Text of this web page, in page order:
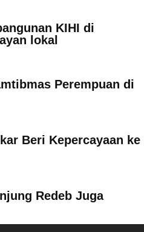
KIHI di
lokal
Perempuan di
Beri Kepercayaan ke
Redeb Juga